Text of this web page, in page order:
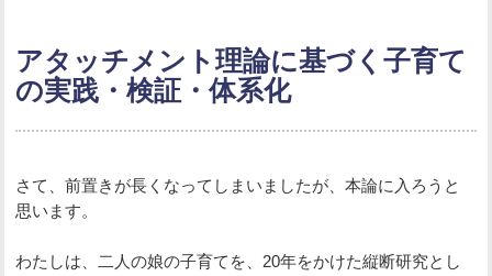
アタッチメント理論に基づく子育て
の実践・検証・体系化
さて、前置きが長くなってしまいましたが、本論に入ろうと
思います。
わたしは、二人の娘の子育てを、20年をかけた縦断研究とし